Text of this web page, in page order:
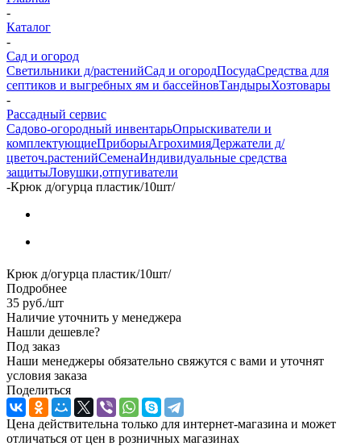
-
Каталог
-
Сад и огород
Светильники д/растенийСад и огородПосудаСредства для
септиков и выгребных ям и бассейновТандырыХозтовары
-
Рассадный сервис
Садово-огородный инвентарьОпрыскиватели и
комплектующиеПриборыАгрохимияДержатели д/
цветоч.растенийСеменаИндивидуальные средства
защитыЛовушки,отпугиватели
-Крюк д/огурца пластик/10шт/
Крюк д/огурца пластик/10шт/
Подробнее
35 руб./шт
Наличие уточнить у менеджера
Нашли дешевле?
Под заказ
Наши менеджеры обязательно свяжутся с вами и уточнят
условия заказа
Поделиться
Цена действительна только для интернет-магазина и может
отличаться от цен в розничных магазинах